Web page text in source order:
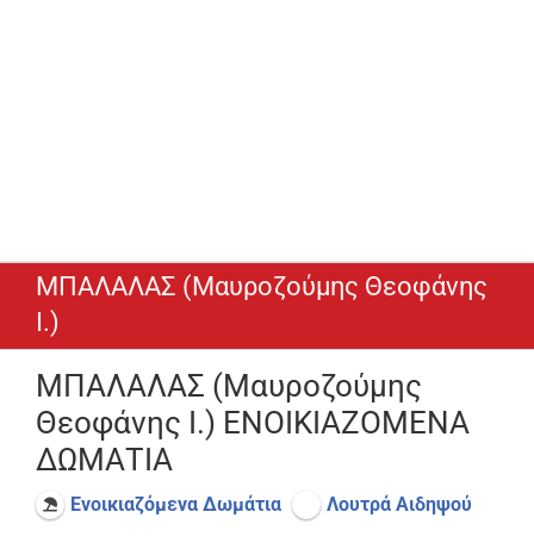
ΜΠΑΛΑΛΑΣ (Μαυροζούμης Θεοφάνης
Ι.)
ΜΠΑΛΑΛΑΣ (Μαυροζούμης
Θεοφάνης Ι.) ΕΝΟΙΚΙΑΖΟΜΕΝΑ
ΔΩΜΑΤΙΑ
Ενοικιαζόμενα Δωμάτια Λουτρά Αιδηψού